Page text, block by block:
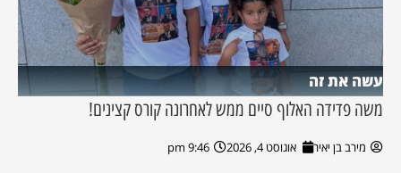
עשה את זה
משה פדידה האלוף סיים ממש לאחרונה קורס קצינים!
מירב בן יאיר אוגוסט 4, 2026 9:46 pm